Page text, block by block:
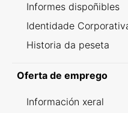
Informes dispoñibles
Identidade
Historia da peseta
Oferta de emprego
Información xeral